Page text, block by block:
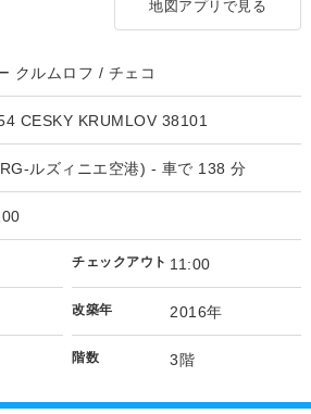
地図アプリで見る
クルムロフ / チェコ
CESKY KRUMLOV 38101
ルズィニエ空港) - 車で 138 分
チェックアウト 11:00
改築年 2016年
階数 3階